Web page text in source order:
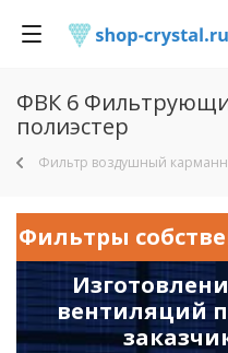
ФВК 6
полиэстер
Фильтр воздушный
Фильтры
вентиляций